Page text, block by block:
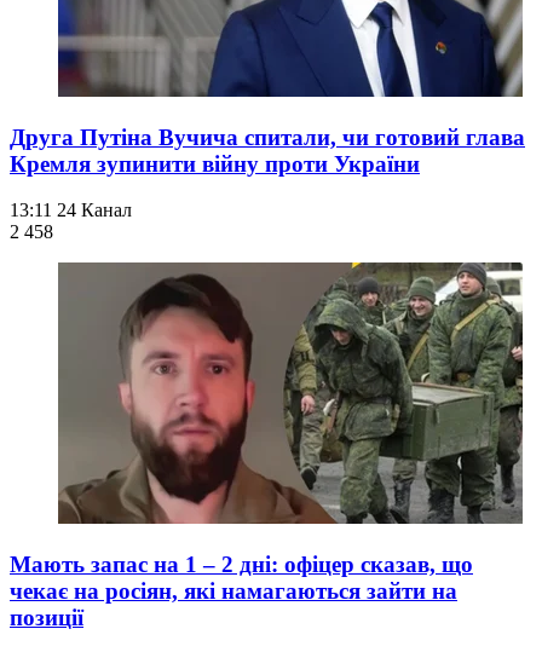
Друга Путіна Вучича спитали, чи готовий глава
Кремля зупинити війну проти України
13:11 24 Канал
2 458
Мають запас на 1 – 2 дні: офіцер сказав, що
чекає на росіян, які намагаються зайти на
позиції